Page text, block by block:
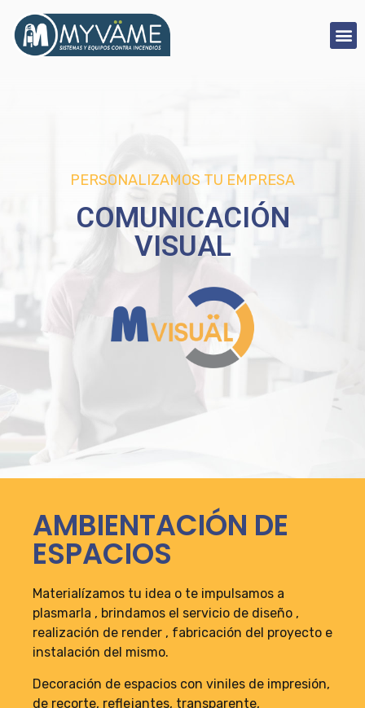
PERSONALIZAMOS TU EMPRESA
COMUNICACIÓN
VISUAL
AMBIENTACIÓN DE
ESPACIOS
Materialízamos tu idea o te impulsamos a
plasmarla , brindamos el servicio de diseño ,
realización de render , fabricación del proyecto e
instalación del mismo.
Decoración de espacios con viniles de impresión,
de recorte, reflejantes, transparente,